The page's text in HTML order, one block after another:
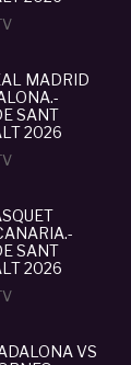
MADRID
SANT
2026
SANT
2026
VS